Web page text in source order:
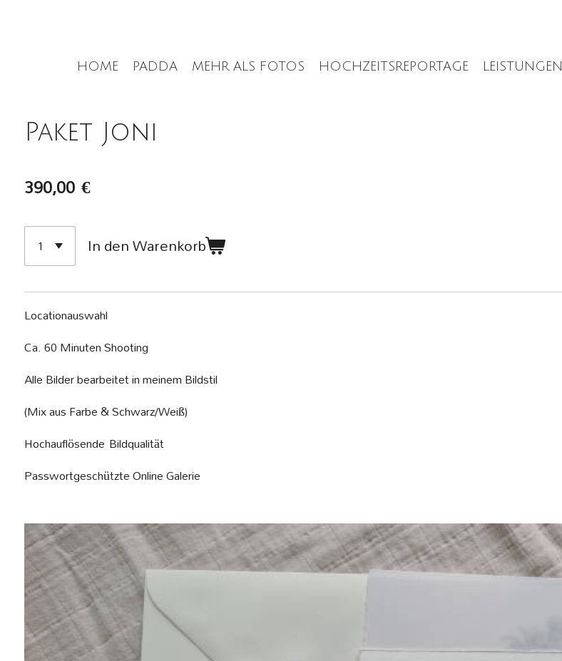
HOME
PADDA MEHR ALS FOTOS HOCHZEITSREPORTAGE LEISTUNGEN
Paket Joni
390,00 €
In den Warenkorb
Locationauswahl
Ca. 60 Minuten Shooting
Alle Bilder bearbeitet in meinem Bildstil
(Mix aus Farbe & Schwarz/Weiß)
Hochauflösende Bildqualität
Passwortgeschützte Online Galerie